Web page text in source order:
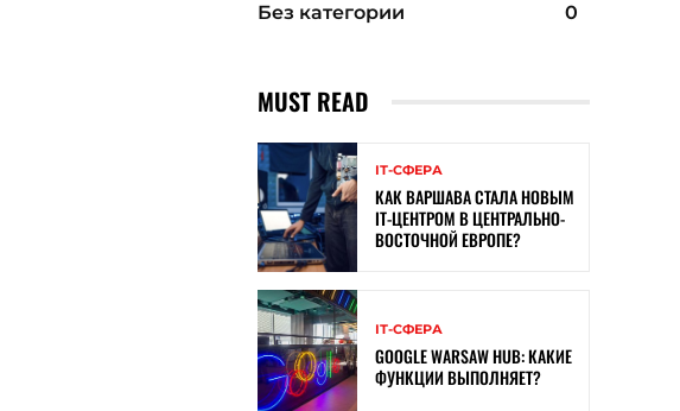
Без категории
0
MUST READ
ІТ-СФЕРА
КАК ВАРШАВА СТАЛА НОВЫМ
IT-ЦЕНТРОМ В ЦЕНТРАЛЬНО-
ВОСТОЧНОЙ ЕВРОПЕ?
ІТ-СФЕРА
GOOGLE WARSAW HUB: КАКИЕ
ФУНКЦИИ ВЫПОЛНЯЕТ?